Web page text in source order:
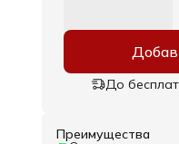
До
Преимущества